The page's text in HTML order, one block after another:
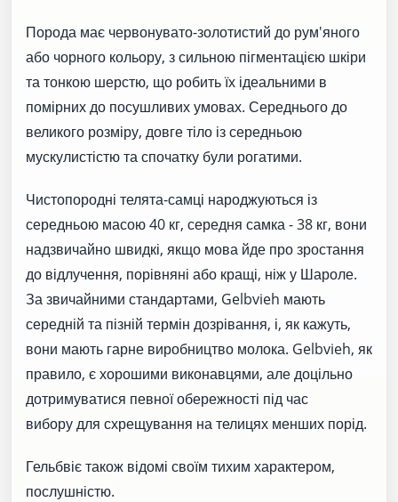
Порода має червонувато-золотистий до рум'яного
або чорного кольору, з сильною пігментацією шкіри
та тонкою шерстю, що робить їх ідеальними в
помірних до посушливих умовах. Середнього до
великого розміру, довге тіло із середньою
мускулистістю та спочатку були рогатими.
Чистопородні телята-самці народжуються із
середньою масою 40 кг, середня самка - 38 кг, вони
надзвичайно швидкі, якщо мова йде про зростання
до відлучення, порівняні або кращі, ніж у Шароле.
За звичайними стандартами, Gelbvieh мають
середній та пізній термін дозрівання, і, як кажуть,
вони мають гарне виробництво молока. Gelbvieh, як
правило, є хорошими виконавцями, але доцільно
дотримуватися певної обережності під час
вибору для схрещування на телицях менших порід.
Гельбвіє також відомі своїм тихим характером,
послушністю.